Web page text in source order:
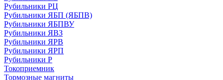
Рубильники РЦ
Рубильники ЯБП (ЯБПВ)
Рубильники ЯБПВУ
Рубильники ЯВЗ
Рубильники ЯРВ
Рубильники ЯРП
Рубильники Р
Токоприемник
Тормозные магниты